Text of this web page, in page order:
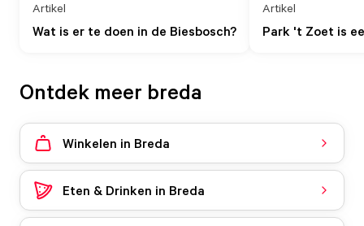
Wat is er te doen in de Biesbosch?
Artikel
Park 't Zoet is
Artikel
Ontdek meer breda
Winkelen in Breda
Eten & Drinken in Breda